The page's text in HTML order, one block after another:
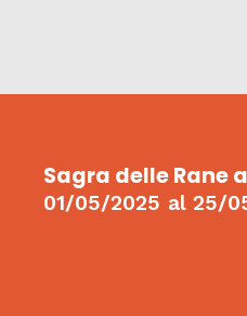
Sagra delle Rane
01/05/2025 al 25/